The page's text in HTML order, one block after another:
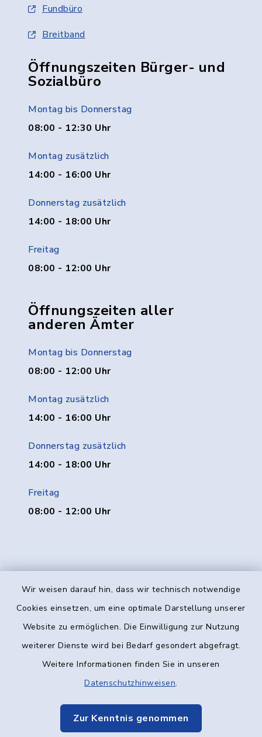
Wir weisen darauf hin, dass wir technisch notwendige
Cookies einsetzen, um eine optimale Darstellung unserer
Website zu ermöglichen. Die Einwilligung zur Nutzung
weiterer Dienste wird bei Bedarf gesondert abgefragt.
Weitere Informationen finden Sie in unseren
Datenschutzhinweisen.
Zur Kenntnis genommen
Fundbüro
Breitband
Öffnungszeiten Bürger- und
Sozialbüro
Montag bis Donnerstag
08:00 - 12:30 Uhr
Montag zusätzlich
14:00 - 16:00 Uhr
Donnerstag zusätzlich
14:00 - 18:00 Uhr
Freitag
08:00 - 12:00 Uhr
Öffnungszeiten aller
anderen Ämter
Montag bis Donnerstag
08:00 - 12:00 Uhr
Montag zusätzlich
14:00 - 16:00 Uhr
Donnerstag zusätzlich
14:00 - 18:00 Uhr
Freitag
08:00 - 12:00 Uhr
Kontakt
Datenschutz
Elektronische Kommunikation